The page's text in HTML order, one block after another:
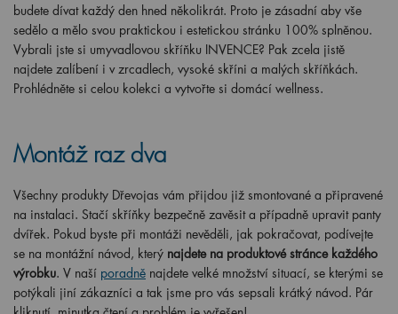
sedělo a mělo svou praktickou i estetickou stránku 100% splněnou.
Vybrali jste si umyvadlovou skříňku INVENCE? Pak zcela jistě
najdete zalíbení i v zrcadlech, vysoké skříni a malých skříňkách.
Prohlédněte si celou kolekci a vytvořte si domácí wellness.
na instalaci. Stačí skříňky bezpečně zavěsit a případně upravit panty
dvířek. Pokud byste při montáži nevěděli, jak pokračovat, podívejte
se na montážní návod, kterýnajdete na produktové stránce každého
výrobku. V našíporadněnajdete velké množství situací, se kterými se
potýkali jiní zákazníci a tak jsme pro vás sepsali krátký návod. Pár
kliknutí, minutka čtení a problém je vyřešen!